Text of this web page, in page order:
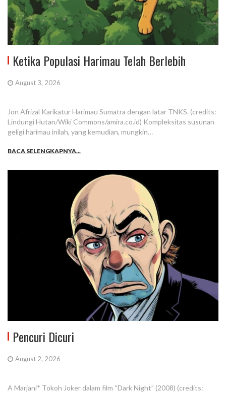
Ketika Populasi Harimau Telah Berlebih
August 3, 2026
Jon Afrizal Karikatur Harimau Sumatra dengan latar TNKS. (credits:
Lindungi Hutan/Wiki Commons/amira.co.id) Kompleksitas susunan
geligi harimau inilah, yang kemudian, mungkin…
BACA SELENGKAPNYA...
Pencuri Dicuri
August 2, 2026
A Marjani* Tokoh Joker dalam film “Dark Night” (2008) (credits: